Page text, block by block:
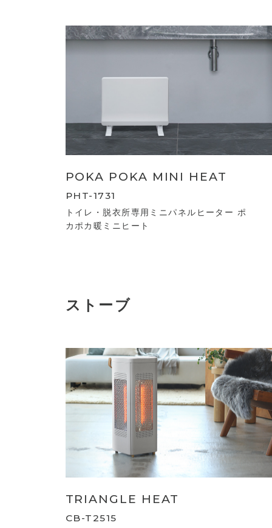
POKA POKA MINI HEAT
PHT-1731
トイレ・脱衣所専用ミニパネルヒーター ポ
カポカ暖ミニヒート
ストーブ
TRIANGLE HEAT
CB-T2515